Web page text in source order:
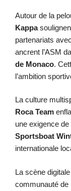
Autour de la
Kappa
partenariats avec
ancrent l’ASM
de Monaco.
l’ambition
La culture
Roca Team
une exigence
Sportsboat
internationale
La scène
communauté de